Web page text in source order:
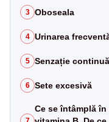
3 Oboseala
4 Urinarea
5 Senzație
6 Sete excesivă
Ce se întâmplă